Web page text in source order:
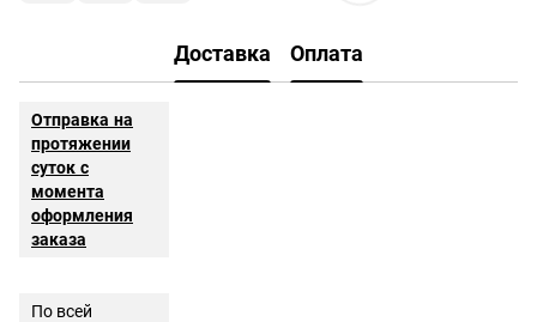
Доставка Оплата
Отправка на
протяжении
суток с
момента
оформления
заказа
По всей